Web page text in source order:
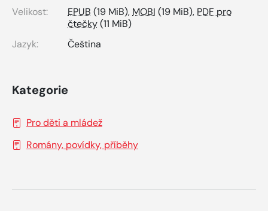
Velikost:
EPUB (19 MiB), MOBI (19 MiB), PDF pro
čtečky(11 MiB)
Jazyk:
Čeština
Kategorie
Pro děti a mládež
Romány, povídky, příběhy